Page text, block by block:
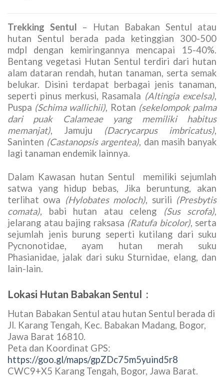
Trekking Sentul – Hutan Babakan Sentul atau
hutan Sentul berada pada ketinggian 300-500
mdpl dengan kemiringannya mencapai 15-40%.
Bentang vegetasi Hutan Sentul terdiri dari hutan
alam dataran rendah, hutan tanaman, serta semak
belukar. Disini terdapat berbagai jenis tanaman,
seperti pinus merkusi, Rasamala (Altingia excelsa),
Puspa (Schima wallichii), Rotan (sekelompok palma
dari puak Calameae yang memiliki habitus
memanjat), Jamuju (Dacrycarpus imbricatus),
Saninten (Castanopsis argentea), dan masih banyak
lagi tanaman endemik lainnya.
Dalam Kawasan hutan Sentul memiliki sejumlah
satwa yang hidup bebas, Jika beruntung, akan
terlihat owa (Hylobates moloch), surili (Presbytis
comata), babi hutan atau celeng (Sus scrofa),
jelarang atau bajing raksasa (Ratufa bicolor), serta
sejumlah jenis burung seperti kutilang dari suku
Pycnonotidae, ayam hutan merah suku
Phasianidae, jalak dari suku Sturnidae, elang, dan
lain-lain.
Lokasi Hutan Babakan Sentul :
Hutan Babakan Sentul atau hutan Sentul berada di
Jl. Karang Tengah, Kec. Babakan Madang, Bogor,
Jawa Barat 16810.
Peta dan Koordinat GPS:
https://goo.gl/maps/gpZDc75m5yuind5r8
CWC9+X5 Karang Tengah, Bogor, Jawa Barat.